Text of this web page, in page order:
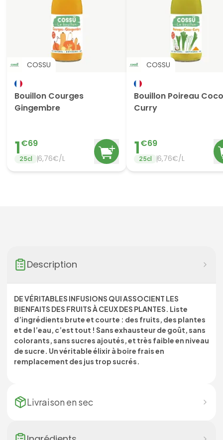
COSSU
Bouillon Courges
Gingembre
1€69
25cl 6,76€/L
COSSU
Bouillon Poireau Coco
Curry
1€69
25cl 6,76€/L
Description
DE VÉRITABLES INFUSIONS QUI ASSOCIENT LES
BIENFAITS DES FRUITS À CEUX DES PLANTES. Liste
d’ingrédients brute et courte : des fruits, des plantes
et de l’eau, c’est tout ! Sans exhausteur de goût, sans
colorants, sans sucres ajoutés, et très faible en niveau
de sucre. Un véritable élixir à boire frais en
remplacement des jus trop sucrés.
Livraison en sec